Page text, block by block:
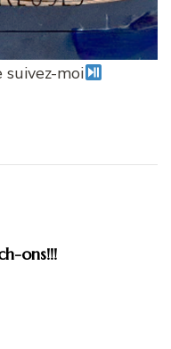
moi
ons!!!